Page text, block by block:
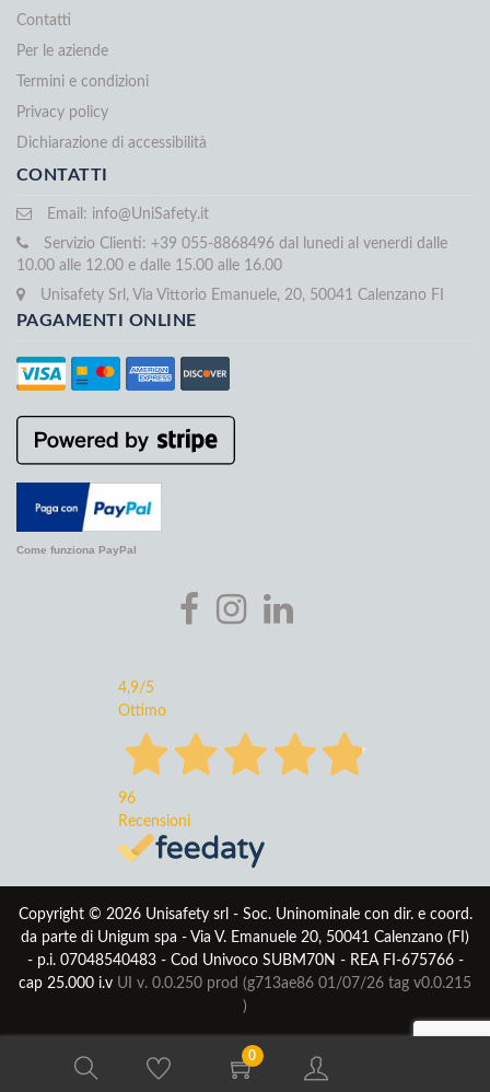
0
Contatti
Per le aziende
Termini e condizioni
Privacy policy
Dichiarazione di accessibilità
CONTATTI
Email: info@UniSafety.it
Servizio Clienti: +39 055-8868496 dal lunedi al venerdi dalle
10.00 alle 12.00 e dalle 15.00 alle 16.00
Unisafety Srl, Via Vittorio Emanuele, 20, 50041 Calenzano FI
PAGAMENTI ONLINE
Come funziona PayPal
4,9/5
Ottimo
96
Recensioni
Copyright © 2026 Unisafety srl - Soc. Uninominale con dir. e coord.
da parte di Unigum spa - Via V. Emanuele 20, 50041 Calenzano (FI)
- p.i. 07048540483 - Cod Univoco SUBM70N - REA FI-675766 -
cap 25.000 i.v UI v. 0.0.250 prod (g713ae86 01/07/26 tag v0.0.215
)